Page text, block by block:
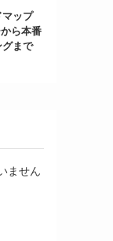
ップ
ら本番
まで
ません